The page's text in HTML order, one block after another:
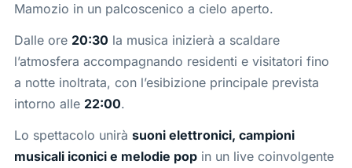
Mamozio in un palcoscenico a cielo aperto.
Dalle ore 20:30 la musica inizierà a scaldare
l’atmosfera accompagnando residenti e visitatori fino
a notte inoltrata, con l’esibizione principale prevista
intorno alle 22:00.
Lo spettacolo unirà suoni elettronici, campioni
musicali iconici e melodie popin un live coinvolgente